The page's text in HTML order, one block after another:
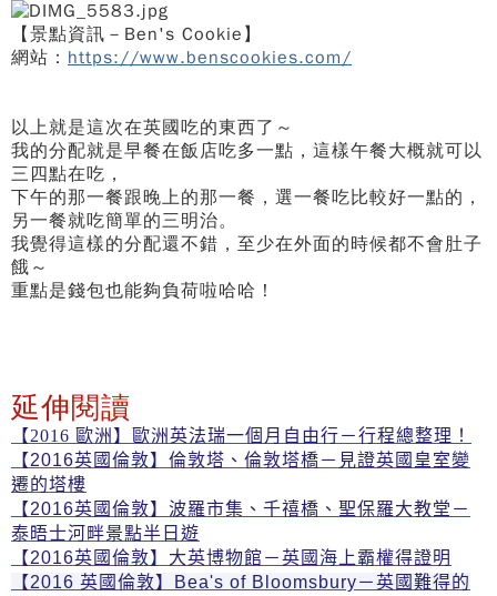
【景點資訊－Ben's Cookie】
網站： https://www.benscookies.com/
以上就是這次在英國吃的東西了～
我的分配就是早餐在飯店吃多一點，這樣午餐大概就可以
三四點在吃，
下午的那一餐跟晚上的那一餐，選一餐吃比較好一點的，
另一餐就吃簡單的三明治。
我覺得這樣的分配還不錯，至少在外面的時候都不會肚子
餓～
重點是錢包也能夠負荷啦哈哈！
延伸閱讀
【2016 歐洲】歐洲英法瑞一個月自由行－行程總整理！
【2016英國倫敦】倫敦塔、倫敦塔橋－見證英國皇室變
遷的塔樓
【2016英國倫敦】波羅市集、千禧橋、聖保羅大教堂－
泰晤士河畔景點半日遊
【2016英國倫敦】大英博物館－英國海上霸權得證明
【2016 英國倫敦】 Bea's of Bloomsbury－英國難得的